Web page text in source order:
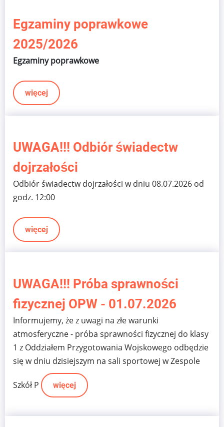
Egzaminy poprawkowe
2025/2026
Egzaminy poprawkowe
więcej
UWAGA!!! Odbiór świadectw
dojrzałości
Odbiór świadectw dojrzałości w dniu 08.07.2026 od
godz. 12:00
więcej
UWAGA!!! Próba sprawności
fizycznej OPW - 01.07.2026
Informujemy, że z uwagi na złe warunki
atmosferyczne - próba sprawności fizycznej do klasy
1 z Oddziałem Przygotowania Wojskowego odbędzie
się w dniu dzisiejszym na sali sportowej w Zespole
Szkół P więcej